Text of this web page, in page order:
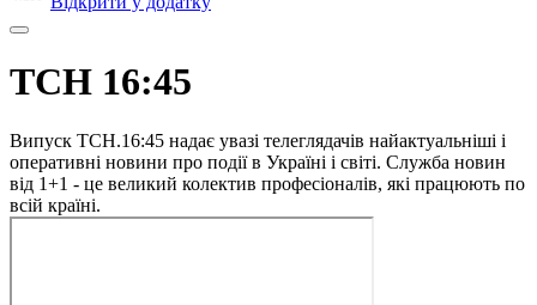
ТСН 16:45
Випуск ТСН.16:45 надає увазі телеглядачів найактуальніші і
оперативні новини про події в Україні і світі. Служба новин
від 1+1 - це великий колектив професіоналів, які працюють по
всій країні.